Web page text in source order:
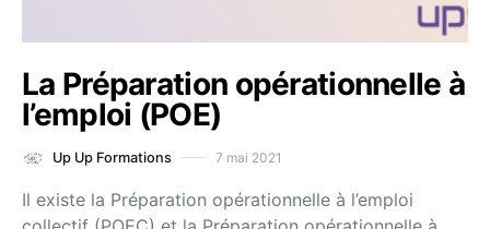
La Préparation opérationnelle à
l’emploi (POE)
Up Up Formations 7 mai 2021
Il existe la Préparation opérationnelle à l’emploi